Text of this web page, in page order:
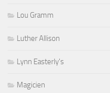
Lou Gramm
Luther Allison
Lynn Easterly's
Magicien